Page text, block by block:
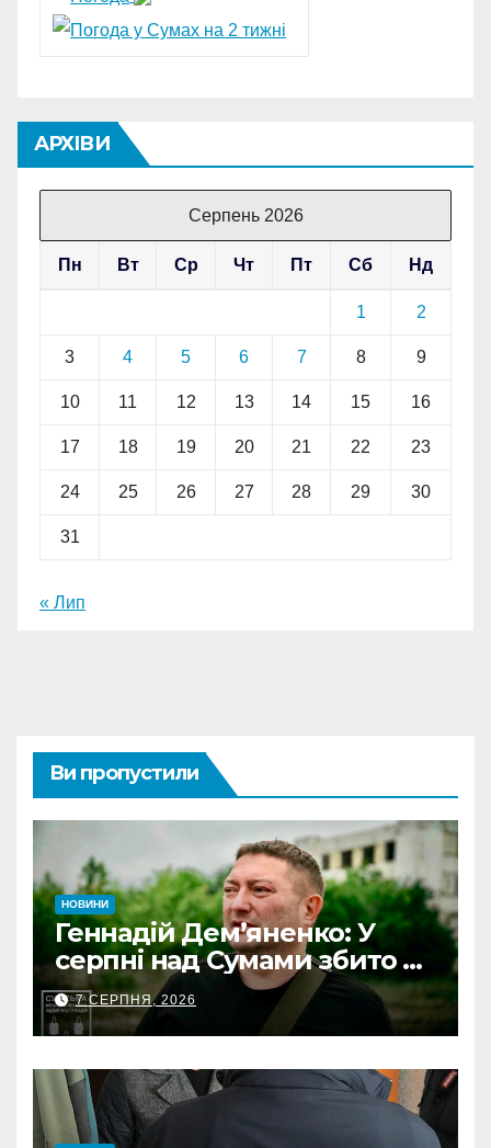
АРХІВИ
Серпень 2026
Пн Вт Ср Чт Пт Сб Нд
1 2
3 4 5 6 7 8 9
10 11 12 13 14 15 16
17 18 19 20 21 22 23
24 25 26 27 28 29 30
31
« Лип
Ви пропустили
НОВИНИ
Геннадій Дем’яненко: У
серпні над Сумами збито 6
КАБів
7 СЕРПНЯ, 2026